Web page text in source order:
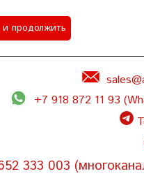
+7 918 872 11 93
333 003
продолжить